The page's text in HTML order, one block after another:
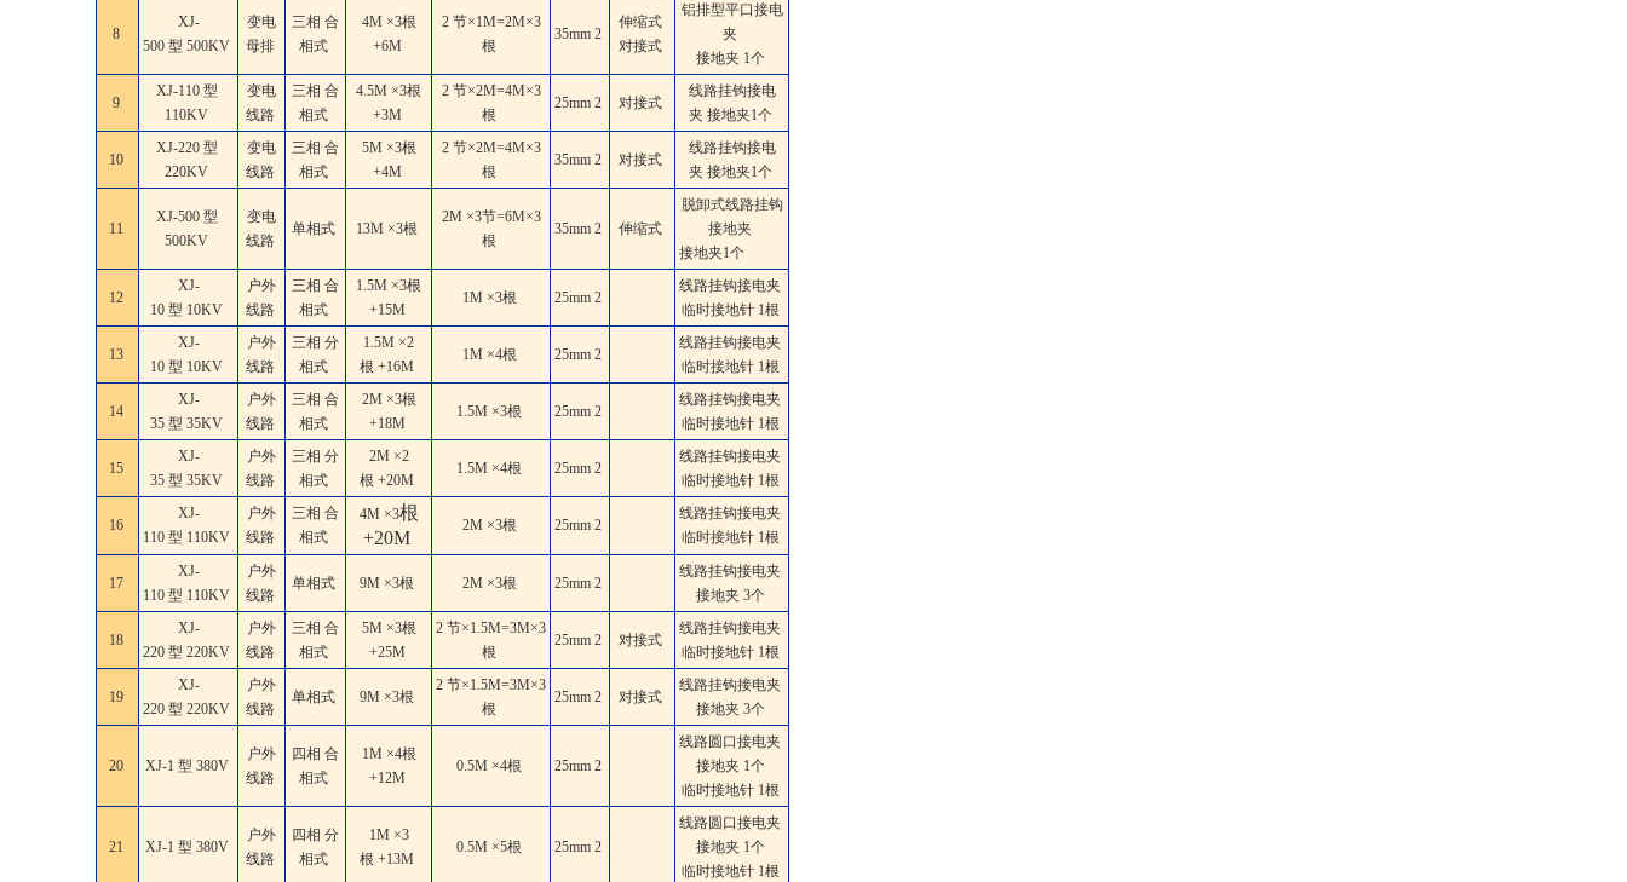
8
XJ-
500 型 500KV
变电
母排
三相 合
相式
4M ×3根
+6M
2 节×1M=2M×3
根
35mm 2
伸缩式
对接式
铝排型平口接电
夹
接地夹 1个
9
XJ-110 型
110KV
变电
线路
三相 合
相式
4.5M ×3根
+3M
2 节×2M=4M×3
根
25mm 2 对接式
线路挂钩接电
夹 接地夹1个
10
XJ-220 型
220KV
变电
线路
三相 合
相式
5M ×3根
+4M
2 节×2M=4M×3
根
35mm 2 对接式
线路挂钩接电
夹 接地夹1个
11
XJ-500 型
500KV
变电
线路
单相式 13M ×3根
2M ×3节=6M×3
根
35mm 2 伸缩式
脱卸式线路挂钩
接地夹
接地夹1个
12
XJ-
10 型 10KV
户外
线路
三相 合
相式
1.5M ×3根
+15M
1M ×3根 25mm 2
线路挂钩接电夹
临时接地针 1根
13
XJ-
10 型 10KV
户外
线路
三相 分
相式
1.5M ×2
根 +16M
1M ×4根 25mm 2
线路挂钩接电夹
临时接地针 1根
14
XJ-
35 型 35KV
户外
线路
三相 合
相式
2M ×3根
+18M
1.5M ×3根 25mm 2
线路挂钩接电夹
临时接地针 1根
15
XJ-
35 型 35KV
户外
线路
三相 分
相式
2M ×2
根 +20M
1.5M ×4根 25mm 2
线路挂钩接电夹
临时接地针 1根
16
XJ-
110 型 110KV
户外
线路
三相 合
相式
4M ×3根
+20M
2M ×3根 25mm 2
线路挂钩接电夹
临时接地针 1根
17
XJ-
110 型 110KV
户外
线路
单相式 9M ×3根 2M ×3根 25mm 2
线路挂钩接电夹
接地夹 3个
18
XJ-
220 型 220KV
户外
线路
三相 合
相式
5M ×3根
+25M
2 节×1.5M=3M×3
根
25mm 2 对接式
线路挂钩接电夹
临时接地针 1根
19
XJ-
220 型 220KV
户外
线路
单相式 9M ×3根
2 节×1.5M=3M×3
根
25mm 2 对接式
线路挂钩接电夹
接地夹 3个
20 XJ-1 型 380V
户外
线路
四相 合
相式
1M ×4根
+12M
0.5M ×4根 25mm 2
线路圆口接电夹
接地夹 1个
临时接地针 1根
21 XJ-1 型 380V
户外
线路
四相 分
相式
1M ×3
根 +13M
0.5M ×5根 25mm 2
线路圆口接电夹
接地夹 1个
临时接地针 1根